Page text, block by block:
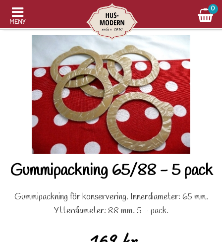
MENY
0
Gummipackning 65/88 - 5 pack
Gummipackning för konservering. Innerdiameter: 65 mm.
Ytterdiameter: 88 mm. 5 - pack.